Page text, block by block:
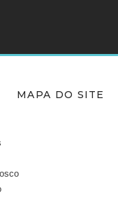
MAPA DO SITE